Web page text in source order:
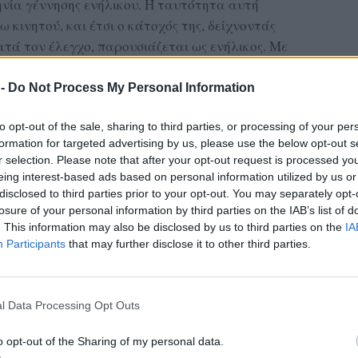
Do Not Process My Personal Information
opt-out of the sale, sharing to third parties, or processing of your
for targeted advertising by us, please use the below opt-out
selection. Please note that after your opt-out request is processed
interest-based ads based on personal information utilized by us
to third parties prior to your opt-out. You may separately
of your personal information by third parties on the IAB’s list of
This information may also be disclosed by us to third parties on the
Participants that may further disclose it to other third parties.
Data Processing Opt Outs
opt-out of the Sharing of my personal data.
γέννησης ενήλικου. Η ταυτότητα αυτή
και έτσι ο κάτοχός της, δείχνοντάς
τον έλεγχο, παρουσιάζεται ως ενήλικος. Με
να παραγγείλει αλκοόλ και να
σε αλκοόλ που δεν είναι σε ηλικία να
σε αυτή την πράξη φαίνεται πως δεν
της ενέργειας καθώς η επίδειξη πλαστής
μπορεί να έχει νομικές συνέπειες. Ωστόσο,
«έξυπνη λύση» που έχει κανονικοποιηθεί
ζήτημα υγείας λόγω της χρήσης και πιθανής
ΔΙΑΦΗΜΙΣΗ